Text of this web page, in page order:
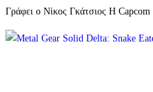
Γράφει ο Νίκος Γκάτσιος Η Capcom